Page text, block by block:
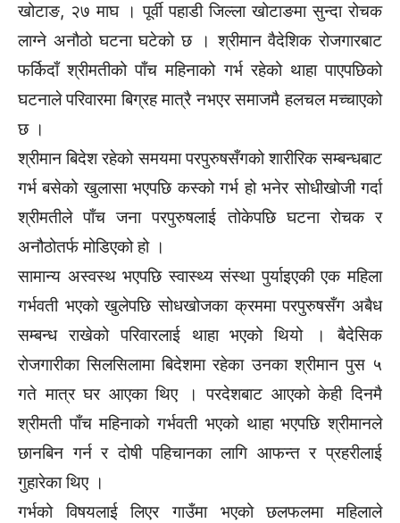
खोटाङ, २७ माघ । पूर्वी पहाडी जिल्ला खोटाङमा सुन्दा रोचक
लाग्ने अनौठो घटना घटेको छ । श्रीमान वैदेशिक रोजगारबाट
फर्किदाँ श्रीमतीको पाँच महिनाको गर्भ रहेको थाहा पाएपछिको
घटनाले परिवारमा बिग्रह मात्रै नभएर समाजमै हलचल मच्चाएको
छ ।
श्रीमान बिदेश रहेको समयमा परपुरुषसँगको शारीरिक सम्बन्धबाट
गर्भ बसेको खुलासा भएपछि कस्को गर्भ हो भनेर सोधीखोजी गर्दा
श्रीमतीले पाँच जना परपुरुषलाई तोकेपछि घटना रोचक र
अनौठोतर्फ मोडिएको हो ।
सामान्य अस्वस्थ भएपछि स्वास्थ्य संस्था पुर्याइएकी एक महिला
गर्भवती भएको खुलेपछि सोधखोजका क्रममा परपुरुषसँग अबैध
सम्बन्ध राखेको परिवारलाई थाहा भएको थियो । बैदेसिक
रोजगारीका सिलसिलामा बिदेशमा रहेका उनका श्रीमान पुस ५
गते मात्र घर आएका थिए । परदेशबाट आएको केही दिनमै
श्रीमती पाँच महिनाको गर्भवती भएको थाहा भएपछि श्रीमानले
छानबिन गर्न र दोषी पहिचानका लागि आफन्त र प्रहरीलाई
गुहारेका थिए ।
गर्भको विषयलाई लिएर गाउँमा भएको छलफलमा महिलाले